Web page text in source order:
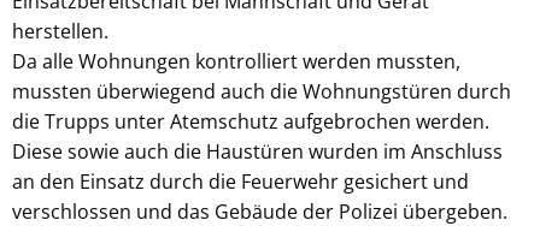
herstellen.
Da alle Wohnungen kontrolliert werden mussten,
mussten überwiegend auch die Wohnungstüren durch
die Trupps unter Atemschutz aufgebrochen werden.
Diese sowie auch die Haustüren wurden im Anschluss
an den Einsatz durch die Feuerwehr gesichert und
verschlossen und das Gebäude der Polizei übergeben.